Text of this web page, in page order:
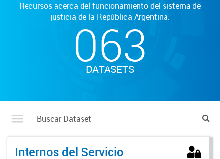
Recursos acerca del funcionamiento del sistema de
justicia de la República Argentina.
063
DATASETS
Internos del Servicio